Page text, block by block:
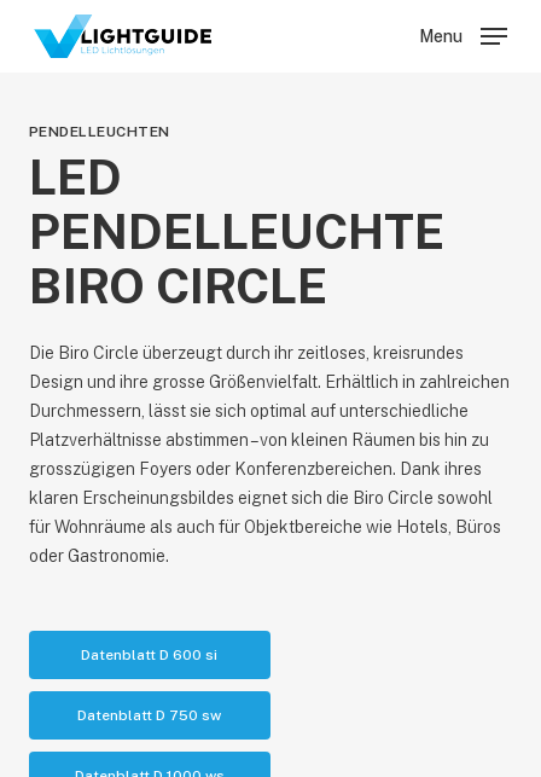
Menu
PENDELLEUCHTEN
LED
PENDELLEUCHTE
BIRO CIRCLE
Die Biro Circle überzeugt durch ihr zeitloses, kreisrundes
Design und ihre grosse Größenvielfalt. Erhältlich in zahlreichen
Durchmessern, lässt sie sich optimal auf unterschiedliche
Platzverhältnisse abstimmen – von kleinen Räumen bis hin zu
grosszügigen Foyers oder Konferenzbereichen. Dank ihres
klaren Erscheinungsbildes eignet sich die Biro Circle sowohl
für Wohnräume als auch für Objektbereiche wie Hotels, Büros
oder Gastronomie.
Datenblatt D 600 si
Datenblatt D 750 sw